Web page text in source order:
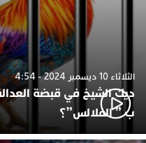
الثلاثاء 10 ديسمبر 2024 - 4:54
ديك الشيخ في قبضة
ب ” الفلالس”؟